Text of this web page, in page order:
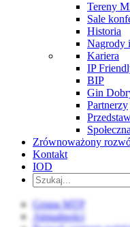
Tereny
Sale
Historia
Nagrody
Kariera
IP
BIP
Gin
Partnerzy
Zrównoważony
Kontakt
IOD
Grupa MTP
Aktualności